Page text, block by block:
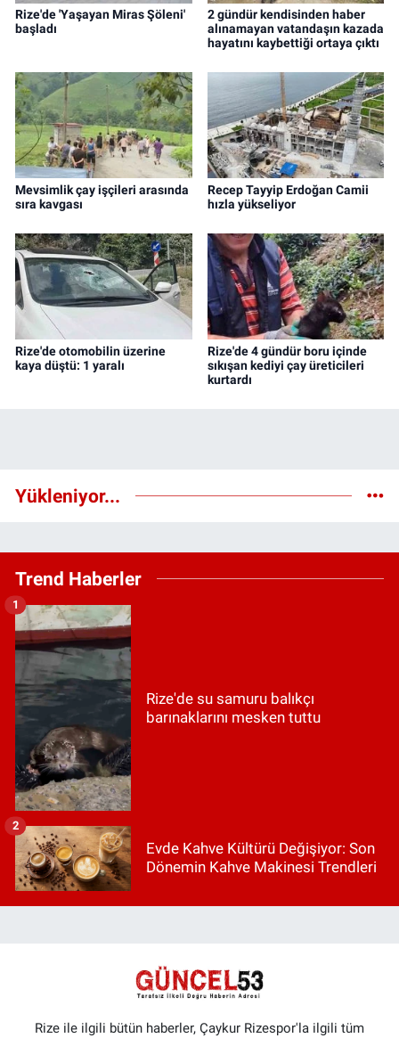
Rize'de 'Yaşayan Miras Şöleni'
başladı
2 gündür kendisinden haber
alınamayan vatandaşın kazada
hayatını kaybettiği ortaya çıktı
Mevsimlik çay işçileri arasında
sıra kavgası
Recep Tayyip Erdoğan Camii
hızla yükseliyor
Rize'de otomobilin üzerine
kaya düştü: 1 yaralı
Rize'de 4 gündür boru içinde
sıkışan kediyi çay üreticileri
kurtardı
Yükleniyor...
Trend Haberler
Rize'de su samuru balıkçı
barınaklarını mesken tuttu
1
Evde Kahve Kültürü Değişiyor: Son
Dönemin Kahve Makinesi Trendleri
2
Rize ile ilgili bütün haberler, Çaykur Rizespor'la ilgili tüm